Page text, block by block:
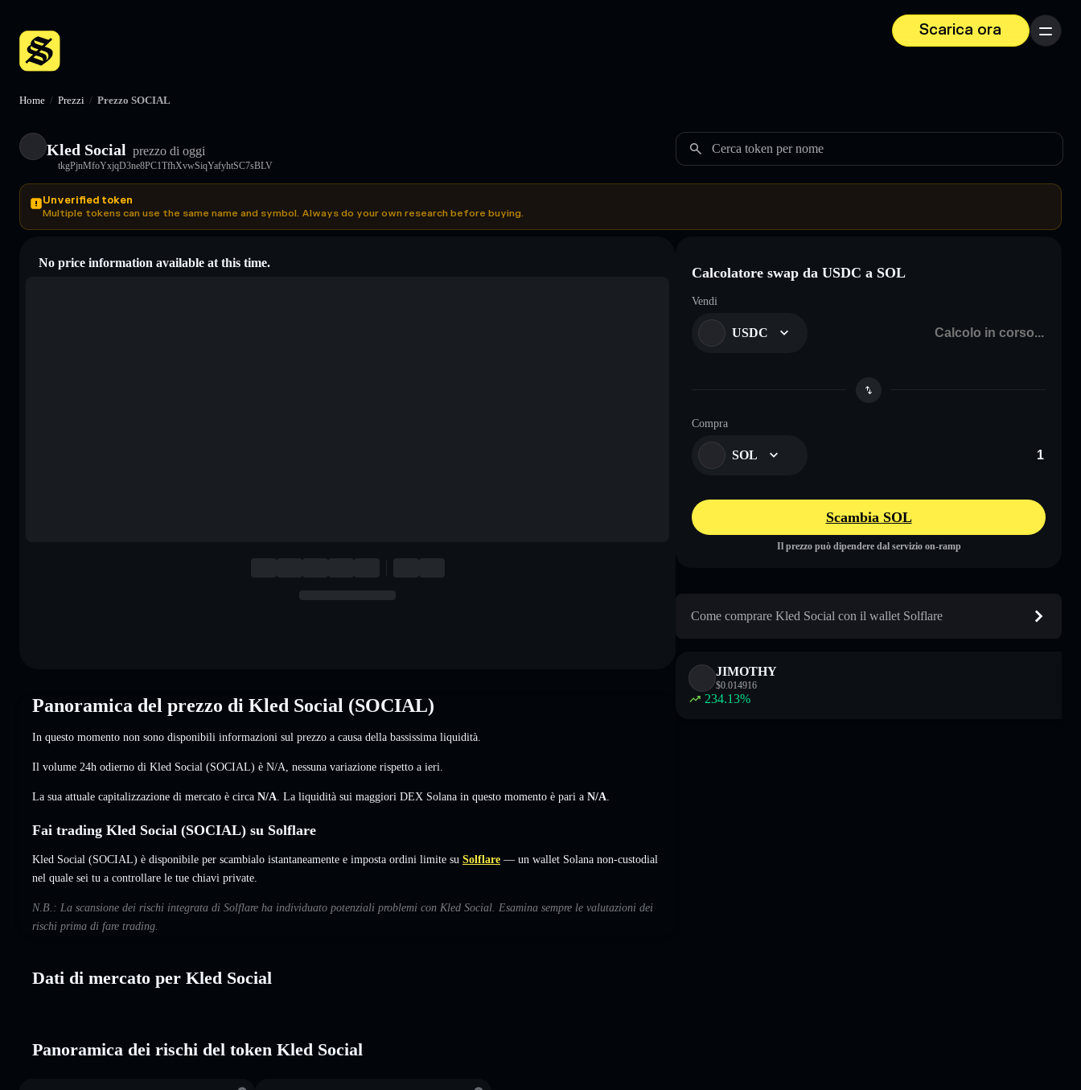
Scarica ora
Menu
Home / Prezzi / Prezzo SOCIAL
Kled Social prezzo di oggi
tkgPjnMfoYxjqD3ne8PC1TfhXvwSiqYafyhtSC7sBLV
Cerca token per nome
Unverified token
Multiple tokens can use the same name and symbol. Always do your own research before buying.
No price information available at this time.
Panoramica del prezzo di Kled Social (SOCIAL)
In questo momento non sono disponibili informazioni sul prezzo a causa della bassissima liquidità.
Il volume 24h odierno di Kled Social (SOCIAL) è N/A nessuna variazione rispetto a ieri.
La sua attuale capitalizzazione di mercato è circa N/A . La liquidità sui maggiori DEX Solana in questo momento è pari a N/A
Fai trading Kled Social (SOCIAL) su Solflare
Kled Social (SOCIAL) è disponibile per scambialo istantaneamente e imposta ordini limite su Solflare — un wallet Solana non-custodial
nel quale sei tu a controllare le tue chiavi private.
N.B.: La scansione dei rischi integrata di Solflare ha individuato potenziali problemi con Kled Social. Esamina sempre le valutazioni dei
rischi prima di fare trading.
Dati di mercato per Kled Social
Panoramica dei rischi del token Kled Social
Calcolatore swap da USDC a SOL
Vendi
USDC
Compra
SOL
Scambia SOL
Il prezzo può dipendere dal servizio on-ramp
Come comprare Kled Social con il wallet Solflare
JIMOTHY
$0.014916
234.13%